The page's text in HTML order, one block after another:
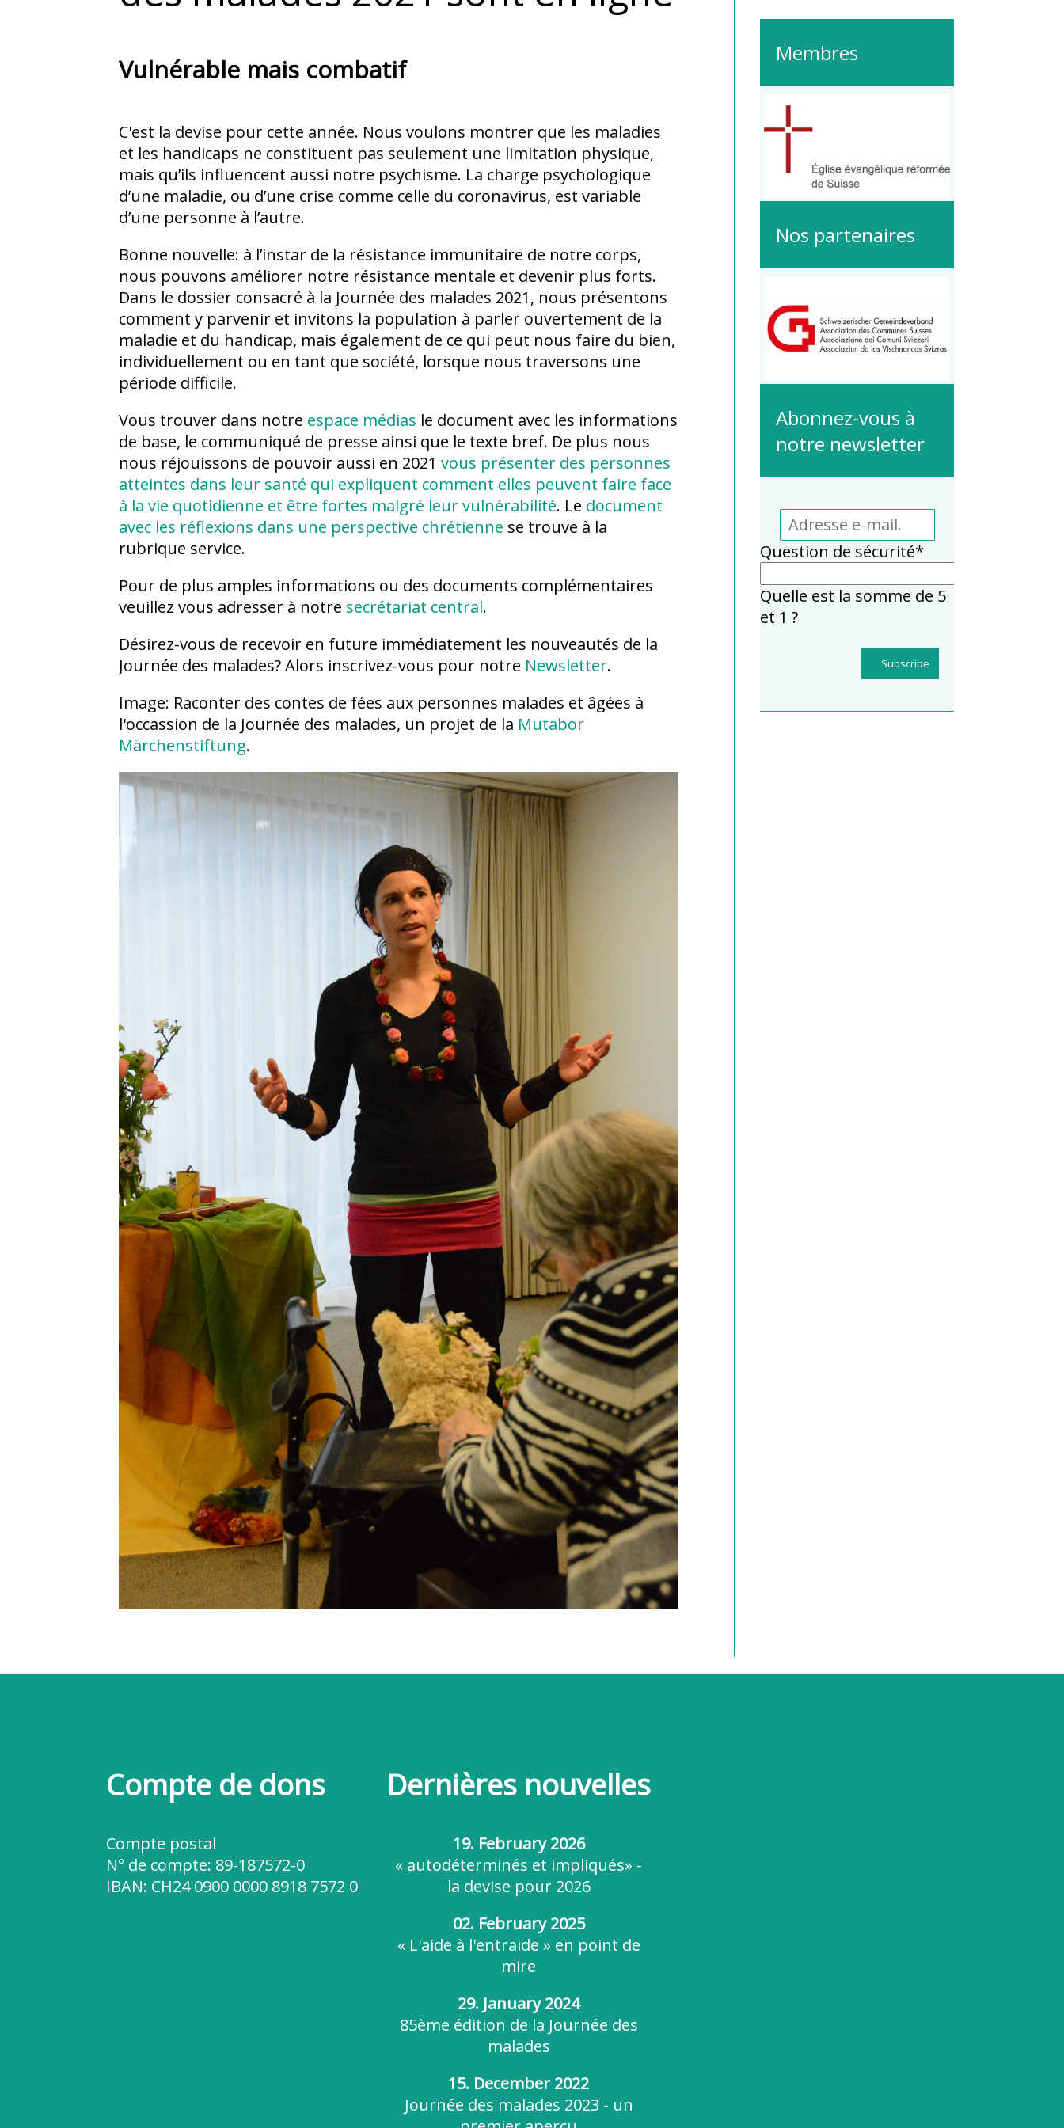
Vulnérable mais combatif
C'est la devise pour cette année. Nous voulons montrer que les maladies
et les handicaps ne constituent pas seulement une limitation physique,
mais qu’ils influencent aussi notre psychisme. La charge psychologique
d’une maladie, ou d’une crise comme celle du coronavirus, est variable
d’une personne à l’autre.
Bonne nouvelle: à l’instar de la résistance immunitaire de notre corps,
nous pouvons améliorer notre résistance mentale et devenir plus forts.
Dans le dossier consacré à la Journée des malades 2021, nous présentons
comment y parvenir et invitons la population à parler ouvertement de la
maladie et du handicap, mais également de ce qui peut nous faire du bien,
individuellement ou en tant que société, lorsque nous traversons une
période difficile.
Vous trouver dans notre espace médias le document avec les informations
de base, le communiqué de presse ainsi que le texte bref. De plus nous
nous réjouissons de pouvoir aussi en 2021 vous présenter des personnes
atteintes dans leur santé qui expliquent comment elles peuvent faire face
à la vie quotidienne et être fortes malgré leur vulnérabilité. Le document
avec les réflexions dans une perspective chrétienne se trouve à la
rubrique service.
Pour de plus amples informations ou des documents complémentaires
veuillez vous adresser à notre secrétariat central.
Désirez-vous de recevoir en future immédiatement les nouveautés de la
Journée des malades? Alors inscrivez-vous pour notre Newsletter.
Image: Raconter des contes de fées aux personnes malades et âgées à
l'occassion de la Journée des malades, un projet de la Mutabor
Märchenstiftung.
Membres
Nos partenaires
Abonnez-vous à
notre newsletter
Adresse
e-
mail.
Champ
Question de sécurité*
Quelle est la somme de 5
et 1 ?
Subscribe
Compte de dons
Compte postal
N° de compte: 89-187572-0
IBAN: CH24 0900 0000 8918 7572 0
Dernières nouvelles
19. February 2026
« autodéterminés et impliqués» -
la devise pour 2026
02. February 2025
« L'aide à l'entraide » en point de
mire
29. January 2024
85ème édition de la Journée des
malades
15. December 2022
Journée des malades 2023 - un